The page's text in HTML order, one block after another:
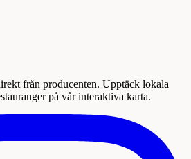
från producenten. Upptäck lokala
på vår interaktiva karta.